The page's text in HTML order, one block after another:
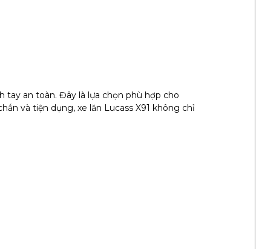
tay an toàn. Đây là lựa chọn phù hợp cho
và tiện dụng, xe lăn Lucass X91 không chỉ